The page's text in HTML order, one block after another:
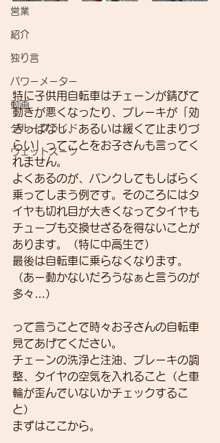
営業
紹介
独り言
パワーメーター
動画
グループライド
ウェットスーツ
特に子供用自転車はチェーンが錆びて
動きが悪くなったり、ブレーキが「効
きっぱなし、あるいは緩くて止まりづ
らい」ってことをお子さんも言ってく
れません。
よくあるのが、パンクしてもしばらく
乗ってしまう例です。そのころにはタ
イヤも切れ目が大きくなってタイヤも
チューブも交換せざるを得ないことが
あります。（特に中高生で）
最後は自転車に乗らなくなります。
（あー動かないだろうなぁと言うのが
多々…）
って言うことで時々お子さんの自転車
見てあげてください。
チェーンの洗浄と注油、ブレーキの調
整、タイヤの空気を入れること（と車
輪が歪んでいないかチェックするこ
と）
まずはここから。